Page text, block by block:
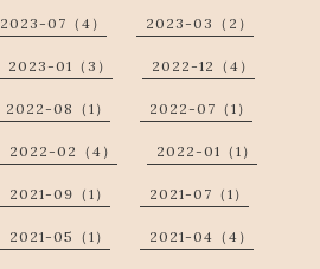
2023-07（4） 2023-03（2）
2023-01（3） 2022-12（4）
2022-08（1） 2022-07（1）
2022-02（4） 2022-01（1）
2021-09（1） 2021-07（1）
2021-05（1） 2021-04（4）